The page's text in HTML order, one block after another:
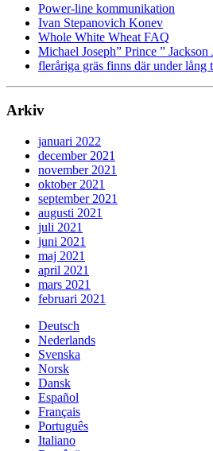
Power-line kommunikation
Ivan Stepanovich Konev
Whole White Wheat FAQ
Michael Joseph” Prince ” Jackson
fleråriga gräs finns där under lång
Arkiv
januari 2022
december 2021
november 2021
oktober 2021
september 2021
augusti 2021
juli 2021
juni 2021
maj 2021
april 2021
mars 2021
februari 2021
Deutsch
Nederlands
Svenska
Norsk
Dansk
Español
Français
Português
Italiano